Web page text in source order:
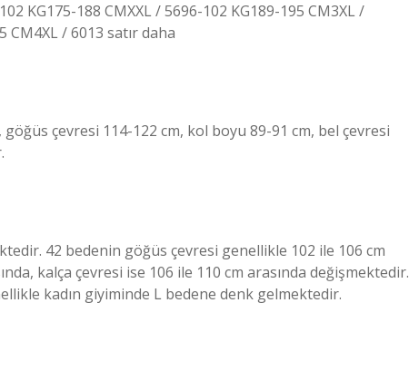
KG175-188 CMXXL / 5696-102 KG189-195 CM3XL /
CM4XL / 6013 satır daha
çevresi 114-122 cm, kol boyu 89-91 cm, bel çevresi
42 bedenin göğüs çevresi genellikle 102 ile 106 cm
kalça çevresi ise 106 ile 110 cm arasında değişmektedir.
kadın giyiminde L bedene denk gelmektedir.